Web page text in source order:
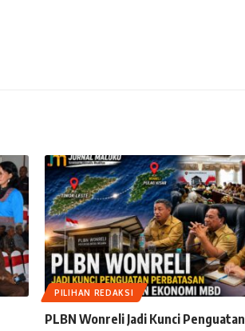
PILIHAN REDAKSI
PLBN Wonreli Jadi Kunci Penguatan